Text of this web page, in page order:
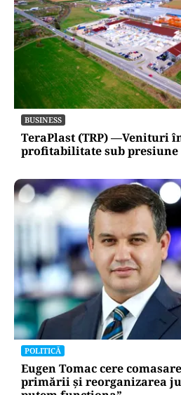
BUSINESS
TeraPlast (TRP) —Venituri
profitabilitate sub presiune
POLITICĂ
Eugen Tomac cere
primării și reorganizarea